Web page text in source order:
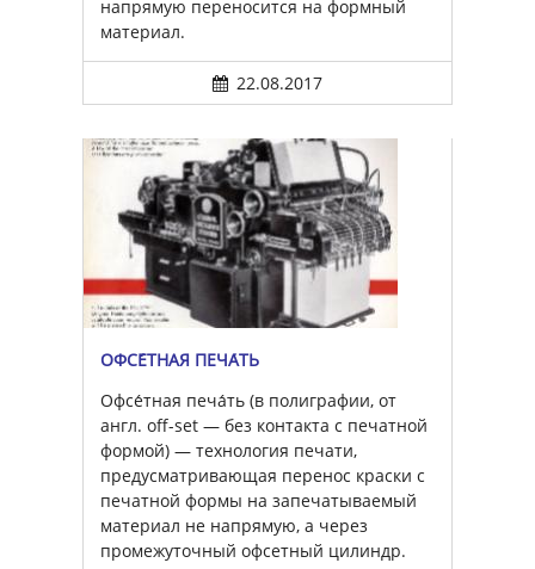
напрямую переносится на формный
материал.
22.08.2017
ОФСЕ́ТНАЯ ПЕЧА́ТЬ
Офсе́тная печа́ть (в полиграфии, от
англ. off-set — без контакта с печатной
формой) — технология печати,
предусматривающая перенос краски с
печатной формы на запечатываемый
материал не напрямую, а через
промежуточный офсетный цилиндр.